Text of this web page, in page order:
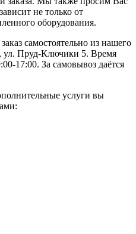
не только от
оборудования.
самостоятельно из нашего
ул. Пруд-Ключики 5. Время
17:00. За самовывоз даётся
услуги вы